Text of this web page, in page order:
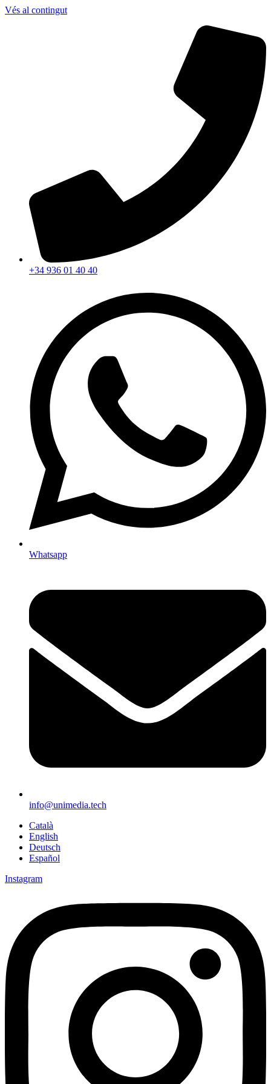
Vés al contingut
+34 936 01 40 40
Whatsapp
info@unimedia.tech
Català
English
Deutsch
Español
Instagram